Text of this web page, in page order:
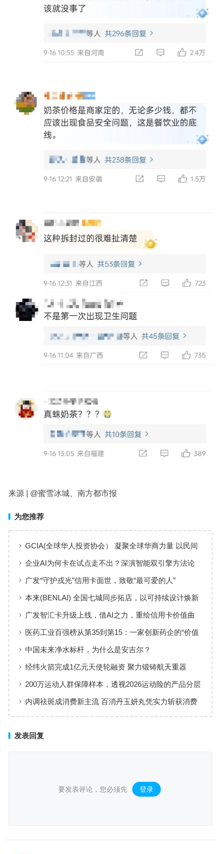
来源 | @蜜雪冰城、南方都市报
为您推荐
GCIA(全球华人投资协会） 凝聚全球华商力量 以民间
交流赋能从业者共同成长
企业AI为何卡在试点走不出？深演智能双引擎方法论
回答：卡点不在模型，而在使用方式
广发“守护戎光”信用卡面世，致敬“最可爱的人”
本来(BENLAI) 全国七城同步拓店，以可持续设计焕新
品牌体验
广发智汇卡升级上线，借AI之力，重绘信用卡价值曲
线
医药工业百强榜从第35到第15：一家创新药企的“价值
增长”样本
中国未来净水标杆，为什么是安吉尔？
经纬火箭完成1亿元天使轮融资 聚力锻铸航天重器
200万运动人群保障样本，透视2026运动险的产品分层
与适配逻辑
内调祛斑成消费新主流 百消丹玉妍丸凭实力斩获消费
发表回复
要发表评论，您必须先 登录 。